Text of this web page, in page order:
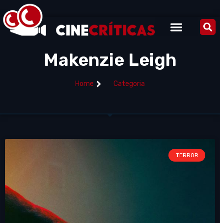
Makenzie Leigh
Home Categoria
TERROR